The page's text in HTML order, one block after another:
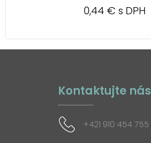
0,44 € s DPH
Kontaktujte nás
+421 910 454 755